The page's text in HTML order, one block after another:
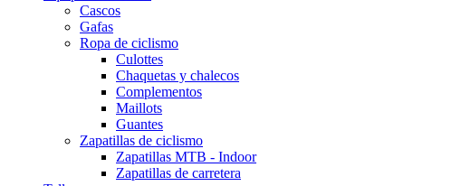
Cascos
Gafas
Ropa de ciclismo
Culottes
Chaquetas y chalecos
Complementos
Maillots
Guantes
Zapatillas de ciclismo
Zapatillas MTB - Indoor
Zapatillas de carretera